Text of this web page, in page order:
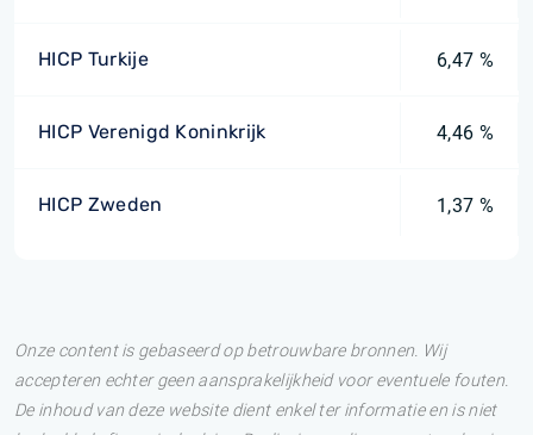
HICP Turkije 6,47 %
HICP Verenigd Koninkrijk 4,46 %
HICP Zweden 1,37 %
Onze content is gebaseerd op betrouwbare bronnen. Wij
accepteren echter geen aansprakelijkheid voor eventuele fouten.
De inhoud van deze website dient enkel ter informatie en is niet